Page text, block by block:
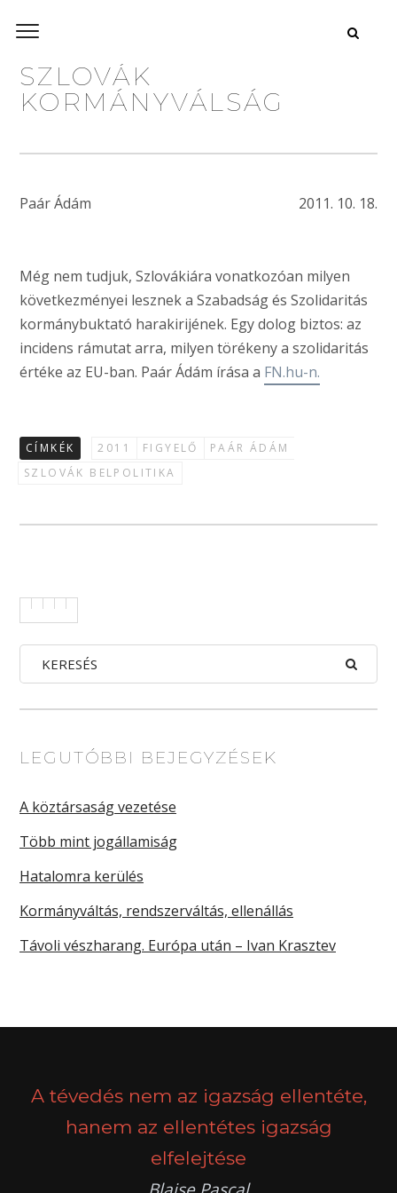
SZLOVÁK
KORMÁNYVÁLSÁG
Paár Ádám 2011. 10. 18.
Még nem tudjuk, Szlovákiára vonatkozóan milyen
következményei lesznek a Szabadság és Szolidaritás
kormánybuktató harakirijének. Egy dolog biztos: az
incidens rámutat arra, milyen törékeny a szolidaritás
értéke az EU-ban. Paár Ádám írása a FN.hu-n.
CÍMKÉK 2011 FIGYELŐ
PAÁR ÁDÁM
SZLOVÁK BELPOLITIKA
LEGUTÓBBI BEJEGYZÉSEK
A köztársaság vezetése
Több mint jogállamiság
Hatalomra kerülés
Kormányváltás, rendszerváltás, ellenállás
Távoli vészharang. Európa után – Ivan Krasztev
A tévedés nem az igazság ellentéte,
hanem az ellentétes igazság
elfelejtése